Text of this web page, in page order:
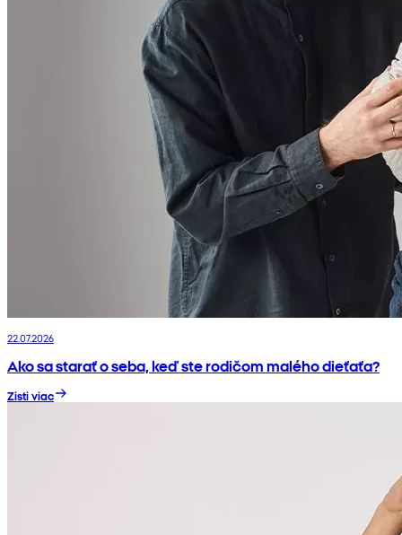
22.07.2026
Ako sa starať o seba, keď ste rodičom malého dieťaťa?
Zisti viac